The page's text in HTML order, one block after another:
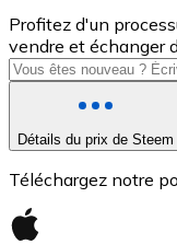
USD Coin
USDC
Profitez d'un
vendre et échanger
Détails du prix de Steem
Téléchargez notre